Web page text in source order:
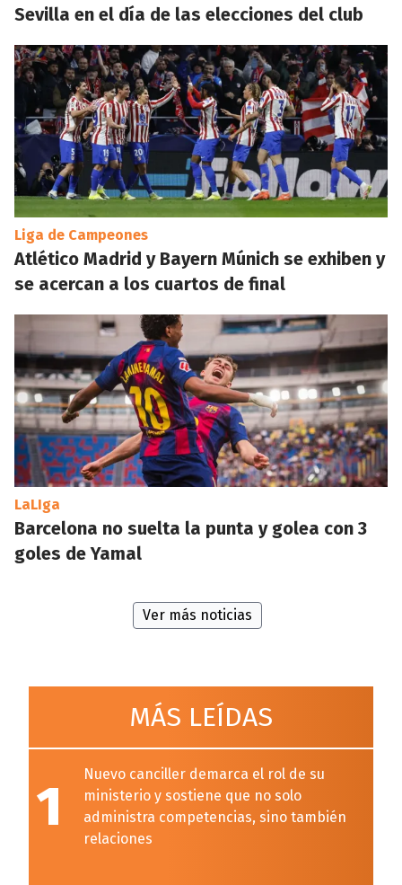
Sevilla en el día de las elecciones del club
Liga de Campeones
Atlético Madrid y Bayern Múnich se exhiben y
se acercan a los cuartos de final
LaLIga
Barcelona no suelta la punta y golea con 3
goles de Yamal
Ver más noticias
MÁS LEÍDAS
1
Nuevo canciller demarca el rol de su
ministerio y sostiene que no solo
administra competencias, sino también
relaciones